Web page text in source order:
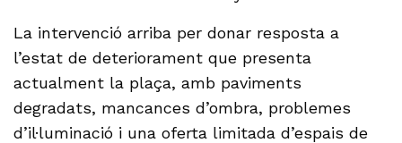
La intervenció arriba per donar resposta a
l’estat de deteriorament que presenta
actualment la plaça, amb paviments
degradats, mancances d’ombra, problemes
d’il·luminació i una oferta limitada d’espais de